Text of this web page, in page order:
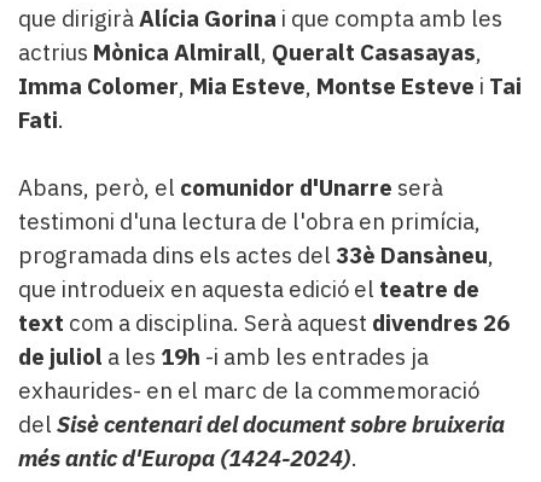
que dirigiràAlícia Gorina i que compta amb les
actrius Mònica Almirall, Queralt Casasayas,
Imma Colomer, Mia Esteve, Montse Esteve i Tai
Fati.
Abans, però, el comunidor d'Unarre serà
testimoni d'una lectura de l'obra en primícia,
programada dins els actes del 33è Dansàneu,
que introdueix en aquesta edició el teatre de
text com a disciplina. Serà aquest divendres 26
de juliol a les 19h -i amb les entrades ja
exhaurides- en el marc de la commemoració
del Sisè centenari del document sobre bruixeria
més antic d'Europa (1424-2024).